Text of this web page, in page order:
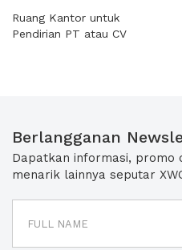
Ruang Kantor untuk
Pendirian PT atau CV
Berlangganan
Dapatkan informasi, promo
menarik lainnya seputar